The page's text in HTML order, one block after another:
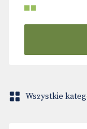
■■
Wszystkie